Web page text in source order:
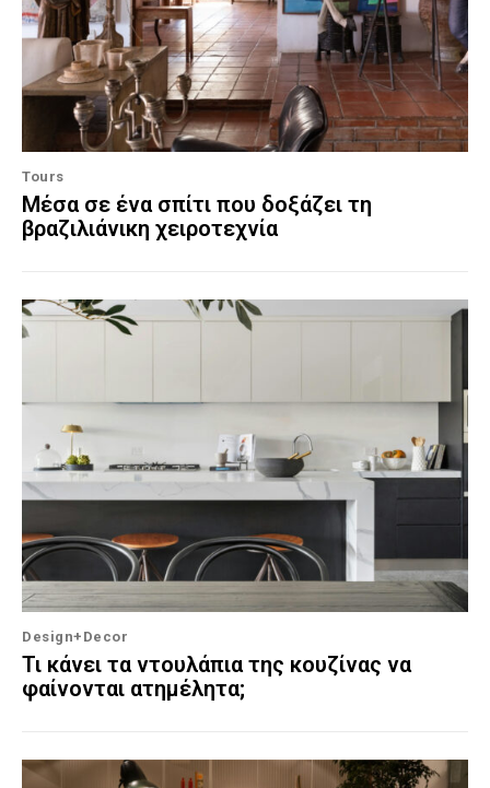
Tours
Μέσα σε ένα σπίτι που δοξάζει τη
βραζιλιάνικη χειροτεχνία
Design+Decor
Τι κάνει τα ντουλάπια της κουζίνας να
φαίνονται ατημέλητα;